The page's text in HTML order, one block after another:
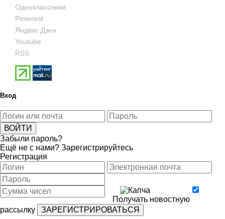
Одноклассники
Pinterest
Яндекс Дзен
Youtube
RSS
Вход
Забыли пароль?
Ещё не с нами? Зарегистрируйтесь
Регистрация
Получать новостную
рассылку